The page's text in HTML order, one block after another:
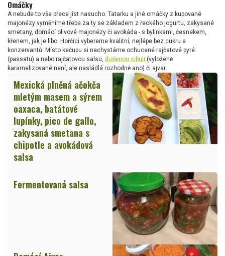
Omáčky
A nebude to vše přece jíst nasucho. Tatarku a jiné omáčky z kupované
majonézy vyměníme třeba za ty se základem z řeckého jogurtu, zakysané
smetany, domácí olivové majonézy či avokáda - s bylinkami, česnekem,
křenem, jak je libo. Hořčici vybereme kvalitní, nejlépe bez cukru a
konzervantů. Místo kečupu si nachystáme ochucené rajčatové pyré
(passatu) a nebo rajčatovou salsu, dušenou cibuli (vyloženě
karamelizované není, ale nasládlá rozhodně ano) či ajvar.
Mexická plněná ačokča
mletým masem a sýrem
oaxaca, batátové
lupínky, pico de gallo,
zakysaná smetana s
chipotle a avokádová
salsa
Fermentovaná salsa